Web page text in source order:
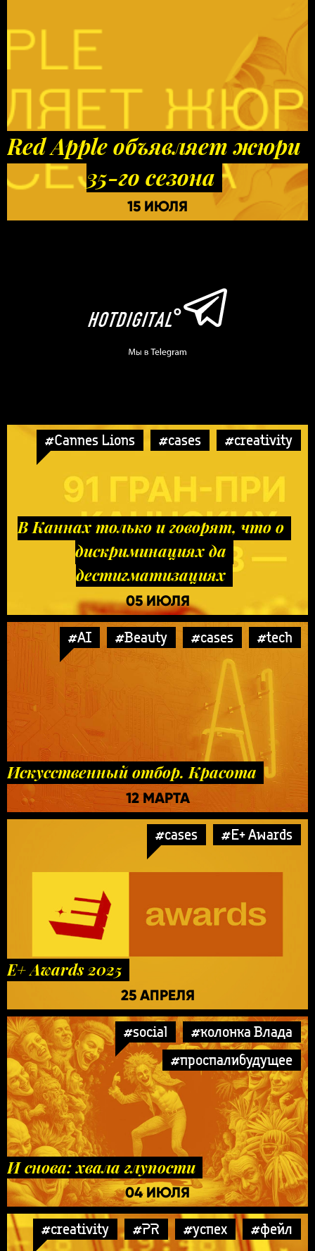
Red Apple объявляет жюри
35-го сезона
15 ИЮЛЯ
#Cannes Lions #cases #creativity
В Каннах только и говорят, что о
дискриминациях да
дестигматизациях
05 ИЮЛЯ
#AI #Beauty #cases #tech
Искусственный отбор. Красота
12 МАРТА
#cases #E+ Awards
E+ Awards 2025
25 АПРЕЛЯ
#social
#колонка Влада
#проспалибудущее
И снова: хвала глупости
04 ИЮЛЯ
#creativity #PR #успех #фейл